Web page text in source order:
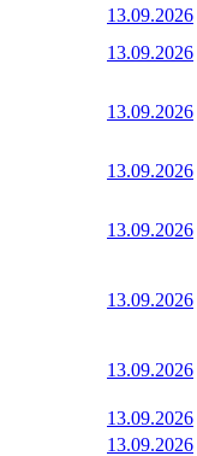
13.09.2026
13.09.2026
13.09.2026
13.09.2026
13.09.2026
13.09.2026
13.09.2026
13.09.2026
13.09.2026